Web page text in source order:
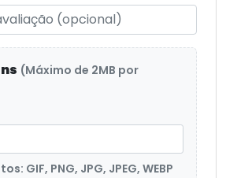
(Máximo de 2MB por
GIF, PNG, JPG, JPEG, WEBP